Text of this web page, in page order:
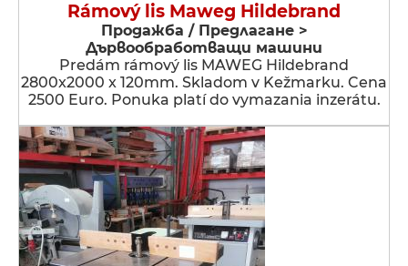
Rámový lis Maweg Hildebrand
Продажба / Предлагане >
Дървообработващи машини
Predám rámový lis MAWEG Hildebrand
2800x2000 x 120mm. Skladom v Kežmarku. Cena
2500 Euro. Ponuka platí do vymazania inzerátu.